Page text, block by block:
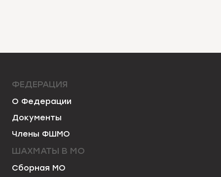
ФЕДЕРАЦИЯ
О Федерации
Документы
Члены ФШМО
ШАХМАТЫ В МО
Сборная МО